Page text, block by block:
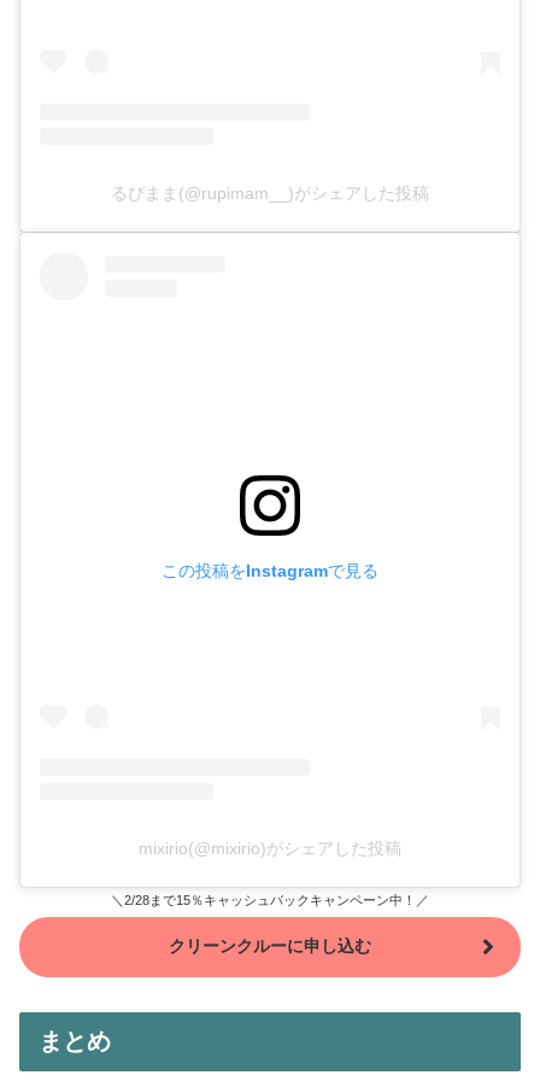
るぴまま(@rupimam__)がシェアした投稿
この投稿をInstagramで見る
mixirio(@mixirio)がシェアした投稿
＼2/28まで15％キャッシュバックキャンペーン中！／
クリーンクルーに申し込む
まとめ